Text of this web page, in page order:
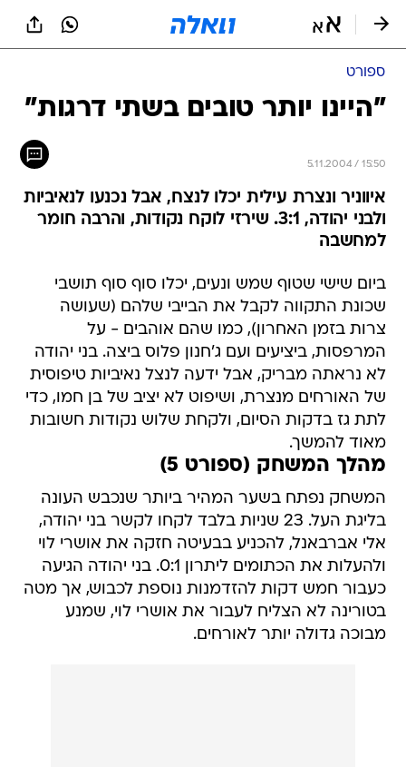
ספורט
"היינו יותר טובים בשתי דרגות"
5.11.2004 / 15:50
איווניר ונצרת עילית יכלו לנצח, אבל נכנעו לנאיביות
ולבני יהודה, 3:1. שירזי לוקח נקודות, והרבה חומר
למחשבה
ביום שישי שטוף שמש ונעים, יכלו סוף סוף תושבי
שכונת התקווה לקבל את הבייבי שלהם (שעושה
צרות בזמן האחרון), כמו שהם אוהבים - על
המרפסות, ביציעים ועם ג'חנון פלוס ביצה. בני יהודה
לא נראתה מבריק, אבל ידעה לנצל נאיביות טיפוסית
של האורחים מנצרת, ושיפוט לא יציב של בן חמו, כדי
לתת גז בדקות הסיום, ולקחת שלוש נקודות חשובות
מאוד להמשך.
מהלך המשחק (ספורט 5)
המשחק נפתח בשער המהיר ביותר שנכבש העונה
בליגת העל. 23 שניות בלבד לקחו לקשר בני יהודה,
אלי אברבאנל, להכניע בבעיטה חזקה את אושרי לוי
ולהעלות את הכתומים ליתרון 0:1. בני יהודה הגיעה
כעבור חמש דקות להזדמנות נוספת לכבוש, אך מטה
בטורינה לא הצליח לעבור את אושרי לוי, שמנע
מבוכה גדולה יותר לאורחים.